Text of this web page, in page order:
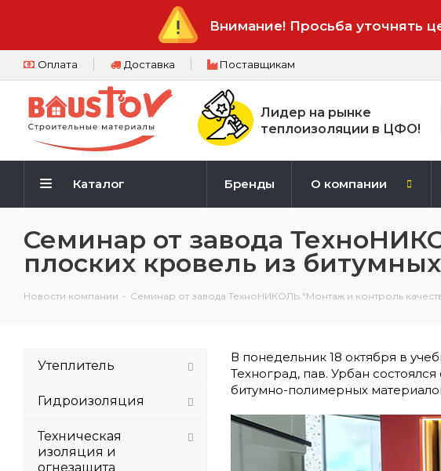
Внимание! Просьба уточнять
Оплата Доставка Поставщикам
Лидер на рынке
теплоизоляции в ЦФО!
Каталог Бренды О компании
Семинар от завода
плоских кровель из
Новости компании - Семинар от завода ТехноНИКОЛЬ "Монтаж и контроль
В понедельник 18 октября в
Техноград, пав. Урбан
битумно-полимерных
Утеплитель
Гидроизоляция
Техническая
изоляция и
огнезащита